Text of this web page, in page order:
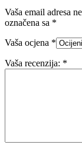
Vaša email adresa
označena sa *
Vaša ocjena *
Vaša recenzija: *